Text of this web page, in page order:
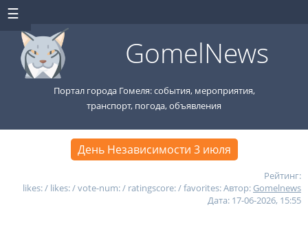
GomelNews
Портал города Гомеля: события, мероприятия,
транспорт, погода, объявления
День Независимости 3 июля
Рейтинг:
likes: / likes: / vote-num: / ratingscore: / favorites:Автор: Gomelnews
Дата: 17-06-2026, 15:55